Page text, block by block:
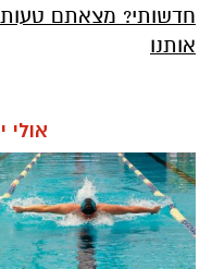
חדשותי? מצאתם
אותנו
אולי